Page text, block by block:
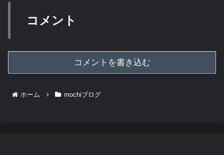
コメント
コメントを書き込む
ホーム mochiブログ